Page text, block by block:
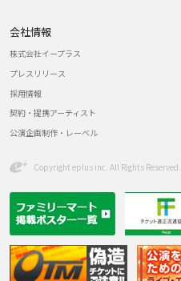
会社情報
株式会社イープラス
プレスリリース
採用情報
契約・提携アーティスト
公演企画制作・レーベル
Copyright eplus inc. All Rights Reserved.